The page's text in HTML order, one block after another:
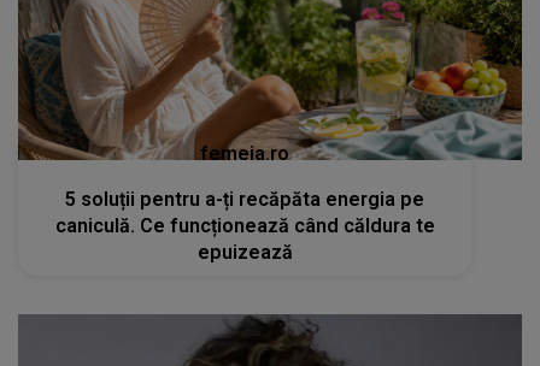
femeia.ro
5 soluții pentru a-ți recăpăta energia pe
caniculă. Ce funcționează când căldura te
epuizează